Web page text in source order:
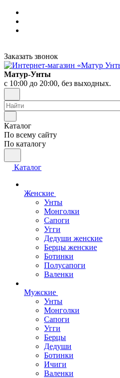
Заказать звонок
Матур-Унты
с 10:00 до 20:00, без выходных.
Каталог
По всему сайту
По каталогу
Каталог
Женские
Унты
Монголки
Сапоги
Угги
Дедуши женские
Берцы женские
Ботинки
Полусапоги
Валенки
Мужские
Унты
Монголки
Сапоги
Угги
Берцы
Дедуши
Ботинки
Ичиги
Валенки